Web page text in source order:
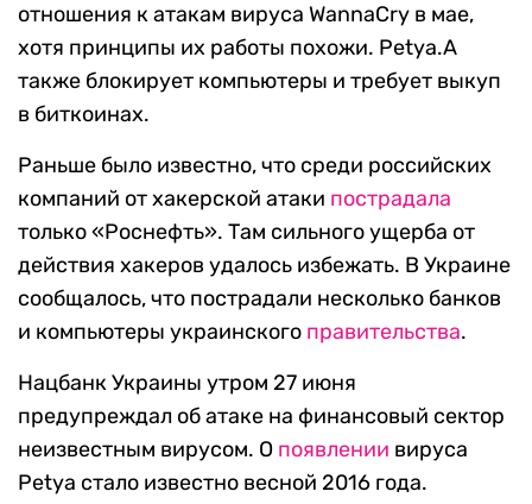
отношения к атакам вируса WannaCry в мае,
хотя принципы их работы похожи. Petya.A
также блокирует компьютеры и требует выкуп
в биткоинах.
Раньше было известно, что среди российских
компаний от хакерской атаки пострадала
только «Роснефть». Там сильного ущерба от
действия хакеров удалось избежать. В Украине
сообщалось, что пострадали несколько банков
и компьютеры украинского правительства.
Нацбанк Украины утром 27 июня
предупреждал об атаке на финансовый сектор
неизвестным вирусом. О появлении вируса
Petya стало известно весной 2016 года.